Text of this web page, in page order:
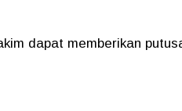
dapat memberikan